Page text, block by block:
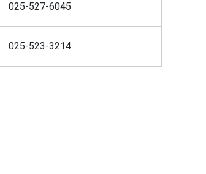
025-527-6045
025-523-3214